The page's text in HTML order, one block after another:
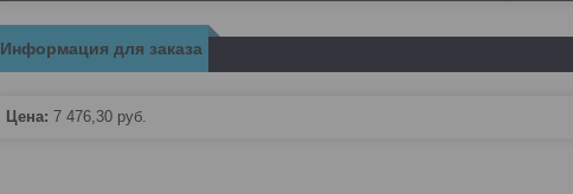
Информация для заказа
Цена: 7 476,30 руб.